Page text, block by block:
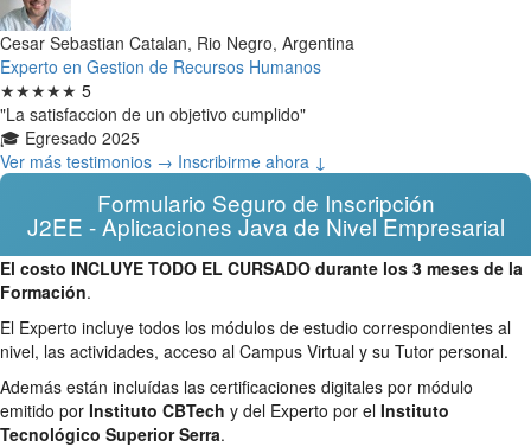
Cesar Sebastian Catalan, Rio Negro, Argentina
Experto en Gestion de Recursos Humanos
★★★★★ 5
"La satisfaccion de un objetivo cumplido"
🎓 Egresado 2025
Ver más testimonios → Inscribirme ahora ↓
Formulario Seguro de Inscripción
J2EE - Aplicaciones Java de Nivel Empresarial
El costo INCLUYE TODO EL CURSADO durante los 3 meses de la
Formación.
El Experto incluye todos los módulos de estudio correspondientes al
nivel, las actividades, acceso al Campus Virtual y su Tutor personal.
Además están incluídas las certificaciones digitales por módulo
emitido por Instituto CBTech y del Experto por el Instituto
Tecnológico Superior Serra.